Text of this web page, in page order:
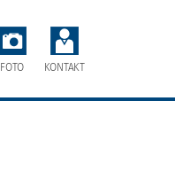
FOTO KONTAKT